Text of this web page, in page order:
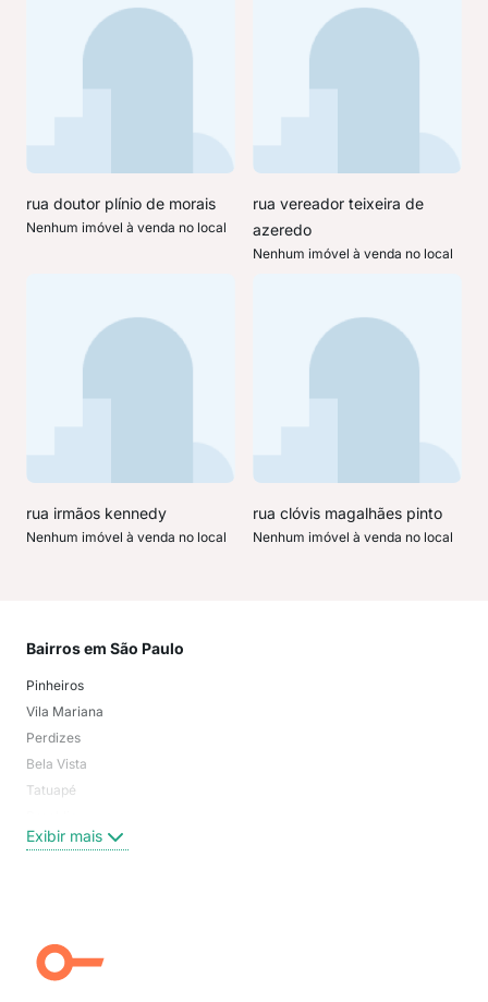
rua doutor plínio de morais
Nenhum imóvel à venda no local
rua vereador teixeira de
azeredo
Nenhum imóvel à venda no local
rua irmãos kennedy
Nenhum imóvel à venda no local
rua clóvis magalhães pinto
Nenhum imóvel à venda no local
Bairros em São Paulo
Pinheiros
Vila Mariana
Perdizes
Bela Vista
Tatuapé
Centro
Campo Belo
Ipiranga
Exibir mais